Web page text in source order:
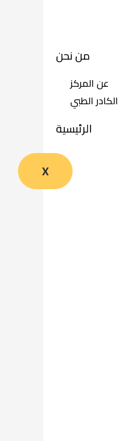
من نحن
عن المركز
الكادر الطبي
الرئيسية
X